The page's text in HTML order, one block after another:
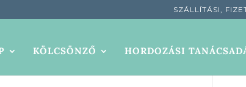
SZÁLLÍTÁSI,
KÖLCSÖNZŐ HORDOZÁSI